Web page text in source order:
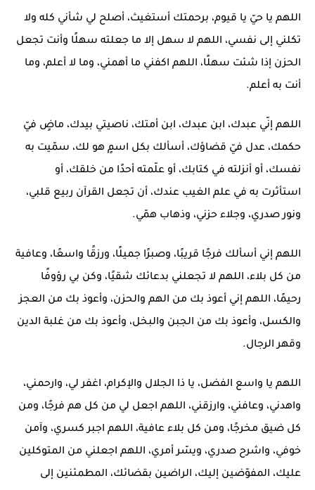
اللهم يا حيّ يا قيوم، برحمتك أستغيث، أصلح لي شأني كله ولا
تكلني إلى نفسي، اللهم لا سهل إلا ما جعلته سهلًا وأنت تجعل
الحزن إذا شئت سهلًا، اللهم اكفني ما أهمني، وما لا أعلم، وما
أنت به أعلم.
اللهم إنّي عبدك، ابن عبدك، ابن أمتك، ناصيتي بيدك، ماضٍ فيّ
حكمك، عدل فيّ قضاؤك، أسألك بكل اسمٍ هو لك، سمّيت به
نفسك، أو أنزلته في كتابك، أو علّمته أحدًا من خلقك، أو
استأثرت به في علم الغيب عندك، أن تجعل القرآن ربيع قلبي،
ونور صدري، وجلاء حزني، وذهاب همّي.
اللهم إني أسألك فرجًا قريبًا، وصبرًا جميلًا، ورزقًا واسعًا، وعافية
من كل بلاء، اللهم لا تجعلني بدعائك شقيًا، وكن بي رؤوفًا
رحيمًا، اللهم إني أعوذ بك من الهم والحزن، وأعوذ بك من العجز
والكسل، وأعوذ بك من الجبن والبخل، وأعوذ بك من غلبة الدين
وقهر الرجال.
اللهم يا واسع الفضل، يا ذا الجلال والإكرام، اغفر لي، وارحمني،
واهدني، وعافني، وارزقني، اللهم اجعل لي من كل هم فرجًا، ومن
كل ضيق مخرجًا، ومن كل بلاء عافية، اللهم اجبر كسري، وآمن
خوفي، واشرح صدري، ويسّر أمري، اللهم اجعلني من المتوكلين
عليك، المفوّضين إليك، الراضين بقضائك، المطمئنين إلى